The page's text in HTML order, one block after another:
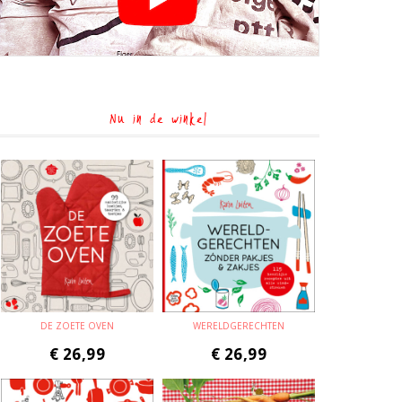
Nu in de winkel
DE ZOETE OVEN
€ 26,99
WERELDGERECHTEN
€ 26,99